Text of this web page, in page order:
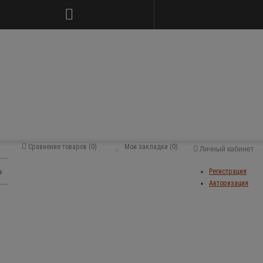
Личный кабинет
Регистрация
Авторизация
Мои закладки (0)
Сравнение товаров (0)